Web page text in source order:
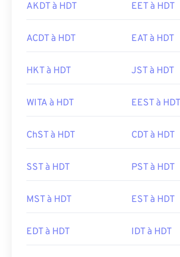
AKDT à HDT EET à HDT
ACDT à HDT EAT à HDT
HKT à HDT JST à HDT
WITA à HDT EEST à HDT
ChST à HDT CDT à HDT
SST à HDT PST à HDT
MST à HDT EST à HDT
EDT à HDT IDT à HDT